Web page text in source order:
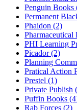
Penguin Books
Permanent
Phaidon (2)
Pharmaceutical
PHI Learning
Picador (2)
Planning
Pratical Action
Prestel (1)
Private Publish
Puffin Books
Rab Forces (2)